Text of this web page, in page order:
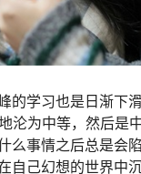
的学习也是日渐下
沦为中等，然后是
么事情之后总是会
自己幻想的世界中